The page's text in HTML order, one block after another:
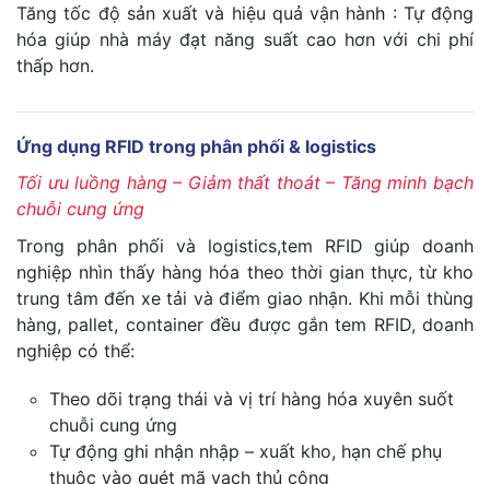
Tăng tốc độ sản xuất và hiệu quả vận hành : Tự động
hóa giúp nhà máy đạt năng suất cao hơn với chi phí
thấp hơn.
Ứng dụng RFID trong phân phối & logistics
Tối ưu luồng hàng – Giảm thất thoát – Tăng minh bạch
chuỗi cung ứng
Trong phân phối và logistics,tem RFID giúp doanh
nghiệp nhìn thấy hàng hóa theo thời gian thực, từ kho
trung tâm đến xe tải và điểm giao nhận. Khi mỗi thùng
hàng, pallet, container đều được gắn tem RFID, doanh
nghiệp có thể:
Theo dõi trạng thái và vị trí hàng hóa xuyên suốt
chuỗi cung ứng
Tự động ghi nhận nhập – xuất kho, hạn chế phụ
thuộc vào quét mã vạch thủ công